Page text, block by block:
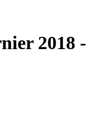
2018